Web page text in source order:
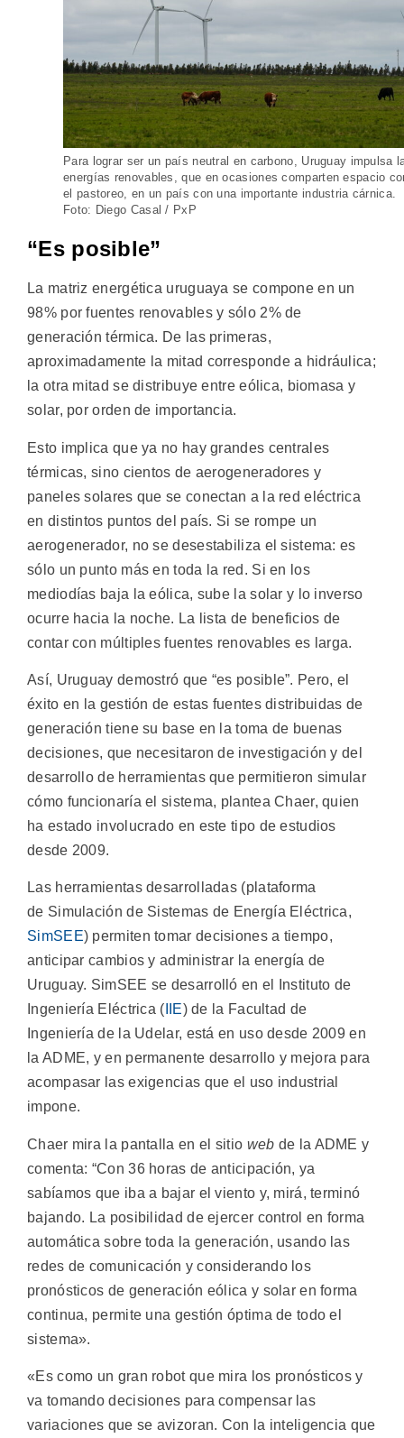
Para lograr ser un país neutral en carbono, Uruguay impulsa
energías renovables, que en ocasiones comparten espacio
el pastoreo, en un país con una importante industria cárnica.
Foto: Diego Casal / PxP
“Es posible”
La matriz energética uruguaya se compone en un
98% por fuentes renovables y sólo 2% de
generación térmica. De las primeras,
aproximadamente la mitad corresponde a hidráulica;
la otra mitad se distribuye entre eólica, biomasa y
solar, por orden de importancia.
Esto implica que ya no hay grandes centrales
térmicas, sino cientos de aerogeneradores y
paneles solares que se conectan a la red eléctrica
en distintos puntos del país. Si se rompe un
aerogenerador, no se desestabiliza el sistema: es
sólo un punto más en toda la red. Si en los
mediodías baja la eólica, sube la solar y lo inverso
ocurre hacia la noche. La lista de beneficios de
contar con múltiples fuentes renovables es larga.
Así, Uruguay demostró que “es posible”. Pero, el
éxito en la gestión de estas fuentes distribuidas de
generación tiene su base en la toma de buenas
decisiones, que necesitaron de investigación y del
desarrollo de herramientas que permitieron simular
cómo funcionaría el sistema, plantea Chaer, quien
ha estado involucrado en este tipo de estudios
desde 2009.
Las herramientas desarrolladas (plataforma
de Simulación de Sistemas de Energía Eléctrica,
SimSEE) permiten tomar decisiones a tiempo,
anticipar cambios y administrar la energía de
Uruguay. SimSEE se desarrolló en el Instituto de
Ingeniería Eléctrica ( IIE) de la Facultad de
Ingeniería de la Udelar, está en uso desde 2009 en
la ADME, y en permanente desarrollo y mejora para
acompasar las exigencias que el uso industrial
impone.
Chaer mira la pantalla en el sitio web de la ADME y
comenta: “Con 36 horas de anticipación, ya
sabíamos que iba a bajar el viento y, mirá, terminó
bajando. La posibilidad de ejercer control en forma
automática sobre toda la generación, usando las
redes de comunicación y considerando los
pronósticos de generación eólica y solar en forma
continua, permite una gestión óptima de todo el
sistema».
«Es como un gran robot que mira los pronósticos y
va tomando decisiones para compensar las
variaciones que se avizoran. Con la inteligencia que